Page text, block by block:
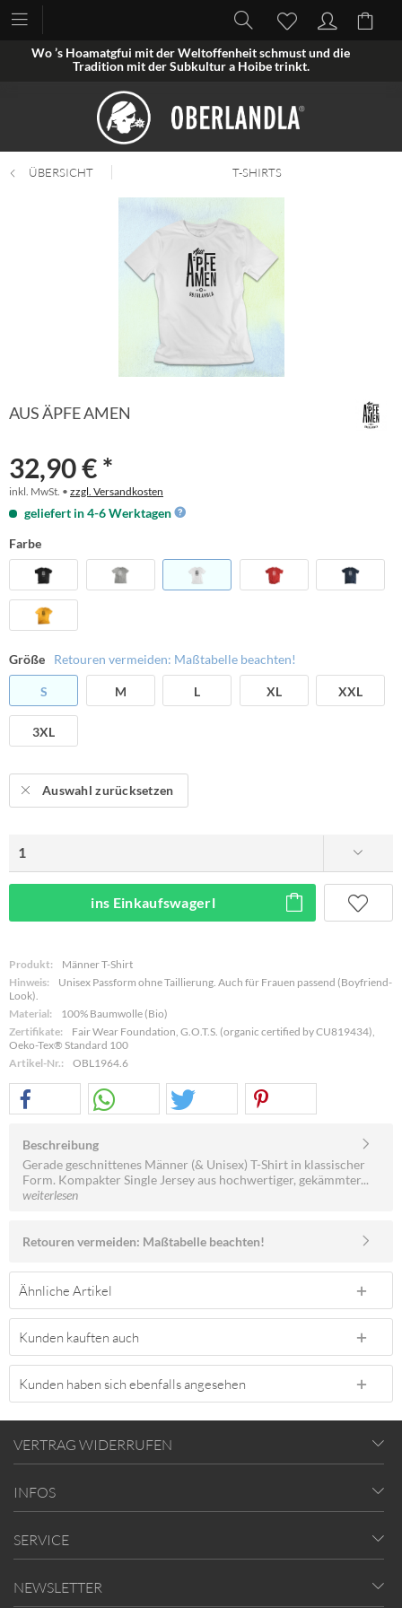
Wo ’s Hoamatgfui mit der Weltoffenheit schmust und die
Tradition mit der Subkultur a Hoibe trinkt.
ÜBERSICHT T-SHIRTS
AUS ÄPFE AMEN
32,90 € *
inkl. MwSt. • zzgl. Versandkosten
geliefert in 4-6 Werktagen
Farbe
Größe Retouren vermeiden: Maßtabelle beachten!
S M L XL XXL
3XL
Auswahl zurücksetzen
ins Einkaufswagerl
Produkt:
Männer T-Shirt
Hinweis:
Unisex Passform ohne Taillierung. Auch für Frauen passend (Boyfriend-
Look).
Material:
100% Baumwolle (Bio)
Zertifikate:
Fair Wear Foundation, G.O.T.S. (organic certified by CU819434),
Oeko-Tex® Standard 100
Artikel-Nr.:
OBL1964.6
Beschreibung
Gerade geschnittenes Männer (& Unisex) T-Shirt in klassischer
Form. Kompakter Single Jersey aus hochwertiger, gekämmter...
weiterlesen
Retouren vermeiden: Maßtabelle beachten!
Ähnliche Artikel
Kunden kauften auch
Kunden haben sich ebenfalls angesehen
VERTRAG WIDERRUFEN
INFOS
SERVICE
NEWSLETTER